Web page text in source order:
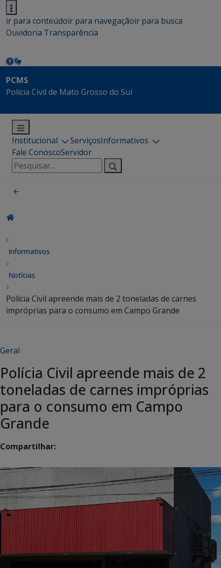
ir para conteúdoir para navegaçãoir para busca
Ouvidoria Transparência
PCMS
Polícia Civil de Mato Grosso do Sul
Institucional ServiçosInformativos
Fale ConoscoServidor
Pesquisar
por:
Informativos
Notícias
Polícia Civil apreende mais de 2 toneladas de carnes
impróprias para o consumo em Campo Grande
Geral
Polícia Civil apreende mais de 2
toneladas de carnes impróprias
para o consumo em Campo
Grande
Compartilhar: